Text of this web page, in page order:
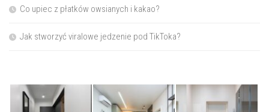
Co upiec z płatków owsianych i kakao?
Jak stworzyć viralowe jedzenie pod TikToka?